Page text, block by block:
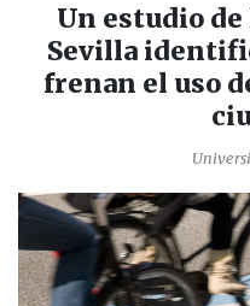
Un estudio
Sevilla
frenan el uso